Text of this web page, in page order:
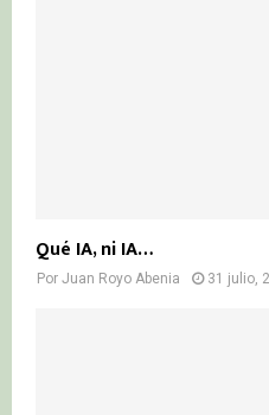
Qué IA, ni IA…
Por Juan Royo Abenia 31 julio,